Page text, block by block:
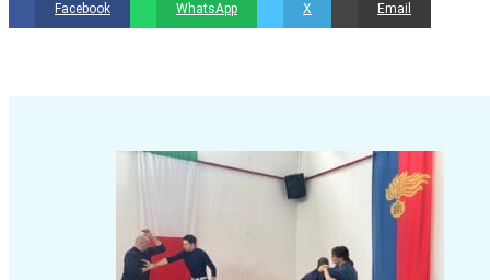
Facebook WhatsApp X Email